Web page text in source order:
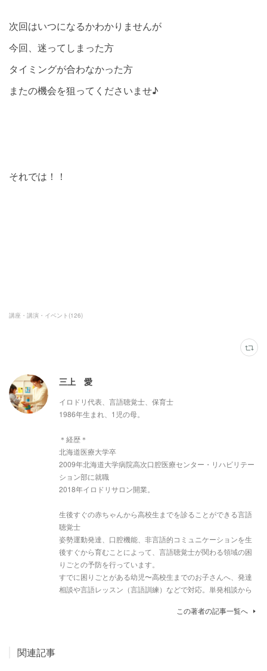
次回はいつになるかわかりませんが
今回、迷ってしまった方
タイミングが合わなかった方
またの機会を狙ってくださいませ♪
それでは！！
講座・講演・イベント (126)
三上 愛
イロドリ代表、言語聴覚士、保育士
1986年生まれ、1児の母。
＊経歴＊
北海道医療大学卒
2009年北海道大学病院高次口腔医療センター・リハビリテー
ション部に就職
2018年イロドリサロン開業。
生後すぐの赤ちゃんから高校生までを診ることができる言語
聴覚士
姿勢運動発達、口腔機能、非言語的コミュニケーションを生
後すぐから育むことによって、言語聴覚士が関わる領域の困
りごとの予防を行っています。
すでに困りごとがある幼児〜高校生までのお子さんへ、発達
相談や言語レッスン（言語訓練）などで対応。単発相談から
この著者の記事一覧へ
関連記事